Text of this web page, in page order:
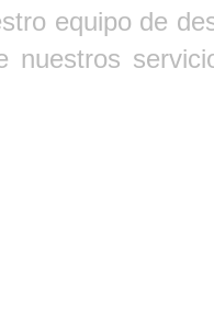
equipo de
nuestros